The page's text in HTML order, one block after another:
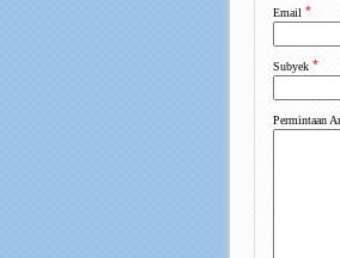
Email *
Subyek *
Permintaan